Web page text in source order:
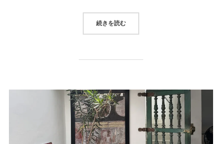
続きを読む“【催行終了しました！】＜ツアー